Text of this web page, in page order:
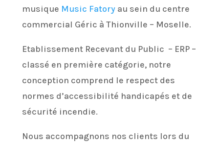
musique Music Fatoryau sein du centre
commercial Géric à Thionville – Moselle.
Etablissement Recevant du Public – ERP –
classé en première catégorie, notre
conception comprend le respect des
normes d’accessibilité handicapés et de
sécurité incendie.
Nous accompagnons nos clients lors du